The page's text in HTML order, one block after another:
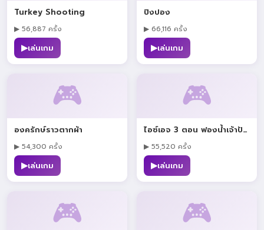
Turkey Shooting
▶ 56,887 ครั้ง
▶เล่นเกม
ปิงปอง
▶ 66,116 ครั้ง
▶เล่นเกม
🎮
องครักษ์ราวตากผ้า
▶ 54,300 ครั้ง
▶เล่นเกม
🎮
ไอซ์เอจ 3 ตอน ฟองน้ำเจ้าปัญหา
▶ 55,520 ครั้ง
▶เล่นเกม
🎮 🎮